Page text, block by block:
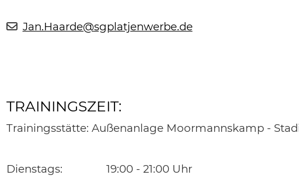
Jan.Haarde@sgplatjenwerbe.de
TRAININGSZEIT:
Trainingsstätte: Außenanlage Moormannskamp -
Dienstags: 19:00 - 21:00 Uhr